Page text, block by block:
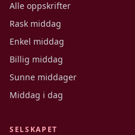
Alle oppskrifter
Rask middag
Enkel middag
Billig middag
Sunne middager
Middag i dag
SELSKAPET